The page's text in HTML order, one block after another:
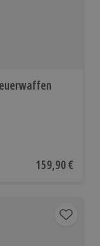
Bewertungen
Aktueller Preis
159,90 €